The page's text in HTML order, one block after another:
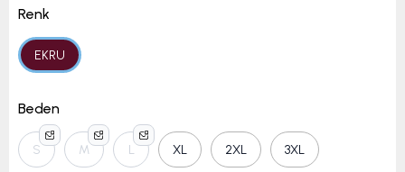
Renk
EKRU
Beden
S M L XL 2XL 3XL